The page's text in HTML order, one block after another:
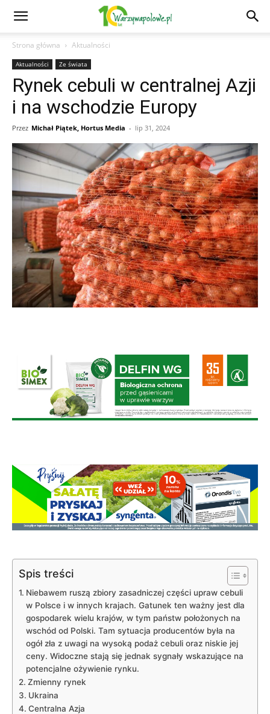
Strona główna Aktualności
Aktualności Ze świata
Rynek cebuli w centralnej Azji
i na wschodzie Europy
Przez Michał Piątek, Hortus Media - lip 31, 2024
Spis treści
Niebawem ruszą zbiory zasadniczej części upraw cebuli
w Polsce i w innych krajach. Gatunek ten ważny jest dla
gospodarek wielu krajów, w tym państw położonych na
wschód od Polski. Tam sytuacja producentów była na
ogół zła z uwagi na wysoką podaż cebuli oraz niskie jej
ceny. Widoczne stają się jednak sygnały wskazujące na
potencjalne ożywienie rynku.
Zmienny rynek
Ukraina
Centralna Azja